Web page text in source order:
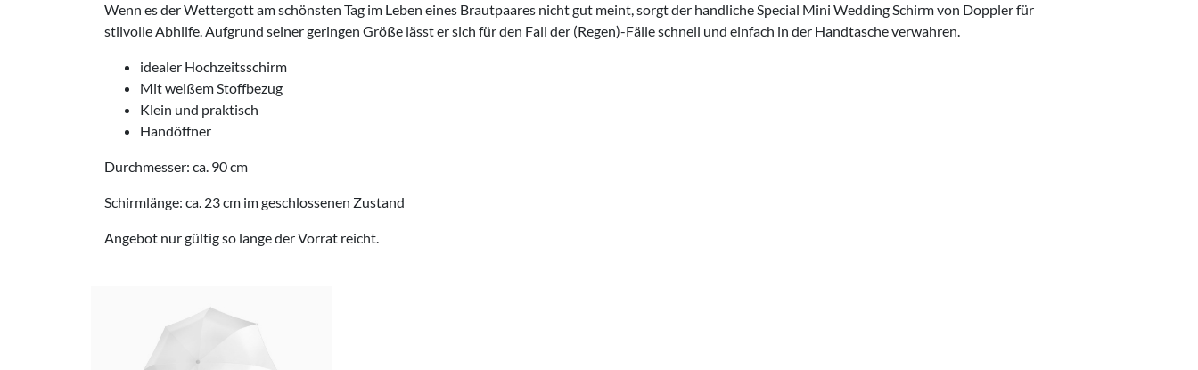
Wenn es der Wettergott am schönsten Tag im Leben eines Brautpaares nicht gut meint, sorgt der handliche Special Mini Wedding Schirm von Doppler für
stilvolle Abhilfe. Aufgrund seiner geringen Größe lässt er sich für den Fall der (Regen)-Fälle schnell und einfach in der Handtasche verwahren.
idealer Hochzeitsschirm
Mit weißem Stoffbezug
Klein und praktisch
Handöffner
Durchmesser: ca. 90 cm
Schirmlänge: ca. 23 cm im geschlossenen Zustand
Angebot nur gültig so lange der Vorrat reicht.